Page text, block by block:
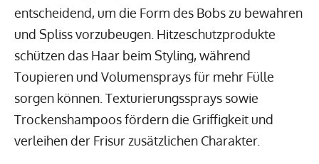
entscheidend, um die Form des Bobs zu bewahren
und Spliss vorzubeugen. Hitzeschutzprodukte
schützen das Haar beim Styling, während
Toupieren und Volumensprays für mehr Fülle
sorgen können. Texturierungssprays sowie
Trockenshampoos fördern die Griffigkeit und
verleihen der Frisur zusätzlichen Charakter.